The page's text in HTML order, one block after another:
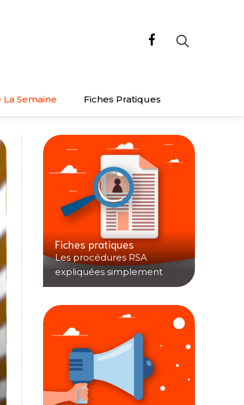
Semaine Fiches Pratiques
Fiches pratiques
Les procédures RSA
expliquées simplement